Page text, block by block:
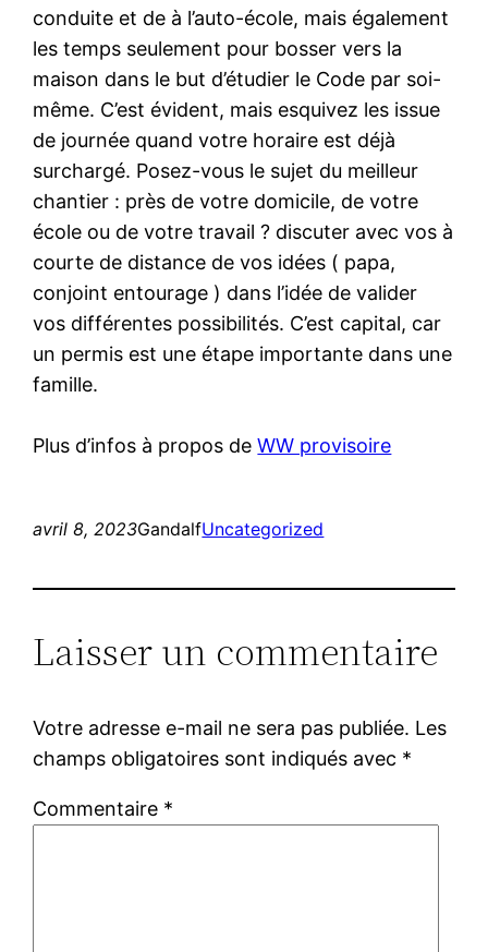
conduite et de à l’auto-école, mais également
les temps seulement pour bosser vers la
maison dans le but d’étudier le Code par soi-
même. C’est évident, mais esquivez les issue
de journée quand votre horaire est déjà
surchargé. Posez-vous le sujet du meilleur
chantier : près de votre domicile, de votre
école ou de votre travail ? discuter avec vos à
courte de distance de vos idées ( papa,
conjoint entourage ) dans l’idée de valider
vos différentes possibilités. C’est capital, car
un permis est une étape importante dans une
famille.
Plus d’infos à propos deWW provisoire
avril 8, 2023GandalfUncategorized
Laisser un commentaire
Votre adresse e-mail ne sera pas publiée. Les
champs obligatoires sont indiqués avec *
Commentaire *